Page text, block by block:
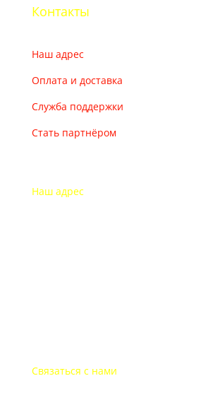
Контакты
Наш адрес
Оплата и доставка
Служба поддержки
Стать партнёром
Наш адрес
Связаться с нами